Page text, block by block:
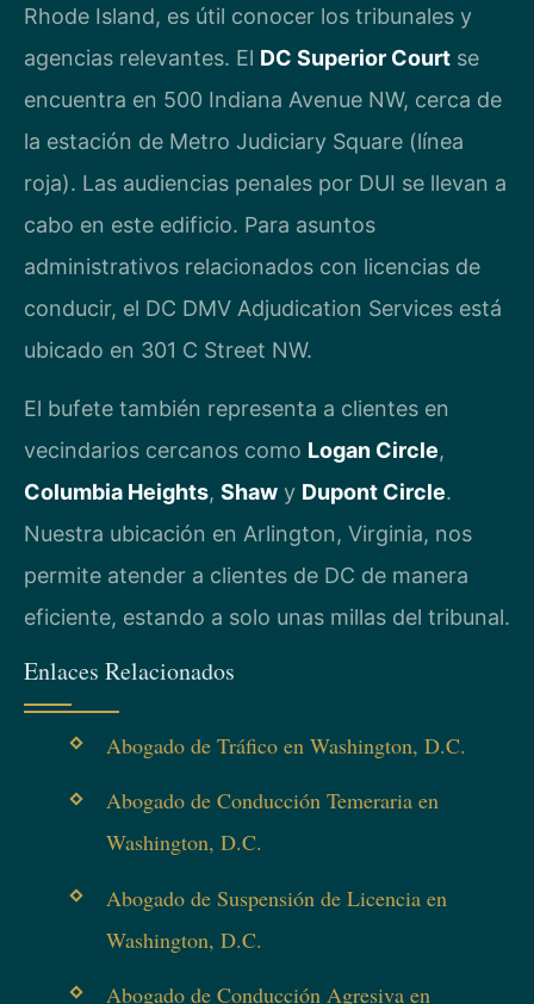
Rhode Island, es útil conocer los tribunales y
agencias relevantes. El DC Superior Court se
encuentra en 500 Indiana Avenue NW, cerca de
la estación de Metro Judiciary Square (línea
roja). Las audiencias penales por DUI se llevan a
cabo en este edificio. Para asuntos
administrativos relacionados con licencias de
conducir, el DC DMV Adjudication Services está
ubicado en 301 C Street NW.
El bufete también representa a clientes en
vecindarios cercanos como Logan Circle,
Columbia Heights, Shaw y Dupont Circle.
Nuestra ubicación en Arlington, Virginia, nos
permite atender a clientes de DC de manera
eficiente, estando a solo unas millas del tribunal.
Enlaces Relacionados
Abogado de Tráfico en Washington, D.C.
Abogado de Conducción Temeraria en
Washington, D.C.
Abogado de Suspensión de Licencia en
Washington, D.C.
Abogado de Conducción Agresiva en